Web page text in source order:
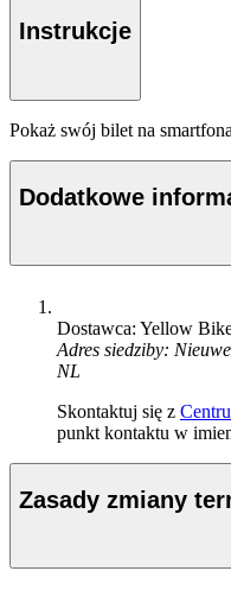
Instrukcje
Pokaż swój bilet na
Dodatkowe
Dostawca: Yellow
Adres siedziby:
NL
Skontaktuj się z
punkt kontaktu w
Zasady zmiany